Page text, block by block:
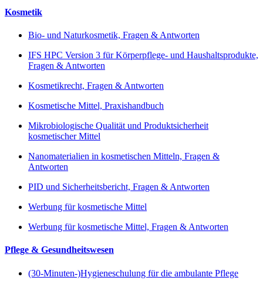
Kosmetik
Bio- und Naturkosmetik, Fragen & Antworten
IFS HPC Version 3 für Körperpflege- und Haushaltsprodukte,
Fragen & Antworten
Kosmetikrecht, Fragen & Antworten
Kosmetische Mittel, Praxishandbuch
Mikrobiologische Qualität und Produktsicherheit
kosmetischer Mittel
Nanomaterialien in kosmetischen Mitteln, Fragen &
Antworten
PID und Sicherheitsbericht, Fragen & Antworten
Werbung für kosmetische Mittel
Werbung für kosmetische Mittel, Fragen & Antworten
Pflege & Gesundheitswesen
(30-Minuten-)Hygieneschulung für die ambulante Pflege